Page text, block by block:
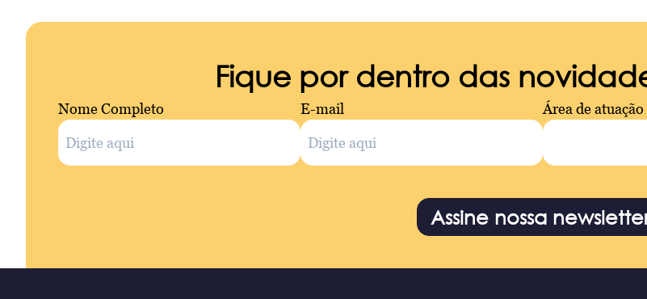
Fique por dentro das
Nome Completo E-mail Área de atuação
Assine nossa